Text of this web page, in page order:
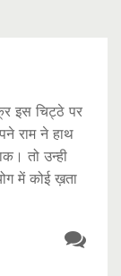
इस चिट्ठे पर
राम ने हाथ
तो उन्ही
में कोई ख़ता